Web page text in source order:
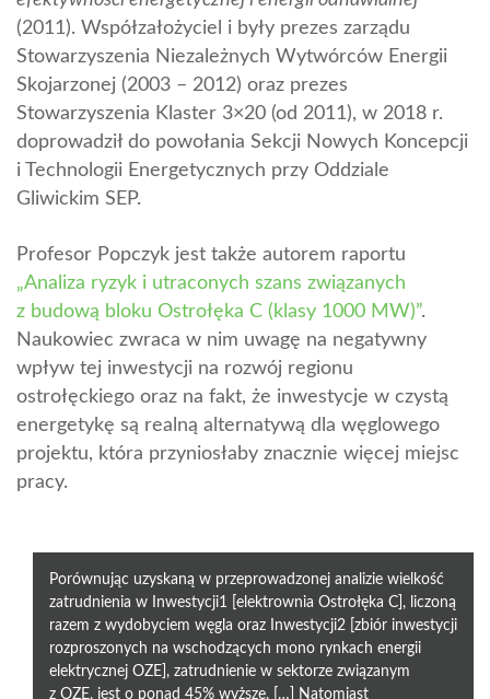
(2011). Współzałożyciel i były prezes zarządu
Stowarzyszenia Niezależnych Wytwórców Energii
Skojarzonej (2003 – 2012) oraz prezes
Stowarzyszenia Klaster 3×20 (od 2011), w 2018 r.
doprowadził do powołania Sekcji Nowych Koncepcji
i Technologii Energetycznych przy Oddziale
Gliwickim SEP.
Profesor Popczyk jest także autorem raportu
„Analiza ryzyk i utraconych szans związanych
z budową bloku Ostrołęka C (klasy 1000 MW)”.
Naukowiec zwraca w nim uwagę na negatywny
wpływ tej inwestycji na rozwój regionu
ostrołęckiego oraz na fakt, że inwestycje w czystą
energetykę są realną alternatywą dla węglowego
projektu, która przyniosłaby znacznie więcej miejsc
pracy.
Porównując uzyskaną w przeprowadzonej analizie wielkość
zatrudnienia w Inwestycji1 [elektrownia Ostrołęka C], liczoną
razem z wydobyciem węgla oraz Inwestycji2 [zbiór inwestycji
roz­proszonych na wschodzących mono rynkach energii
elektrycznej OZE], zatrudnienie w sektorze związanym
z OZE, jest o ponad 45% wyższe. […] Natomiast